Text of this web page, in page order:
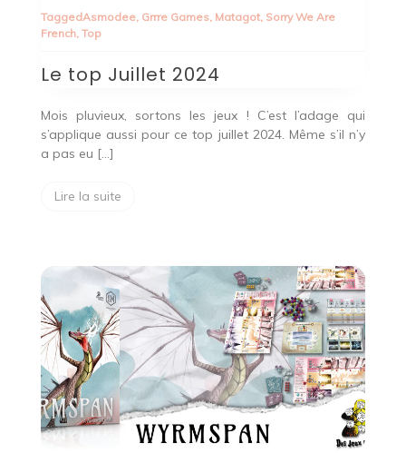
Juillet
TaggedAsmodee, Grrre Games, Matagot, Sorry We Are
French, Top
Le top Juillet 2024
Mois pluvieux, sortons les jeux ! C’est l’adage qui
s’applique aussi pour ce top juillet 2024. Même s’il n’y
a pas eu […]
Lire la suite